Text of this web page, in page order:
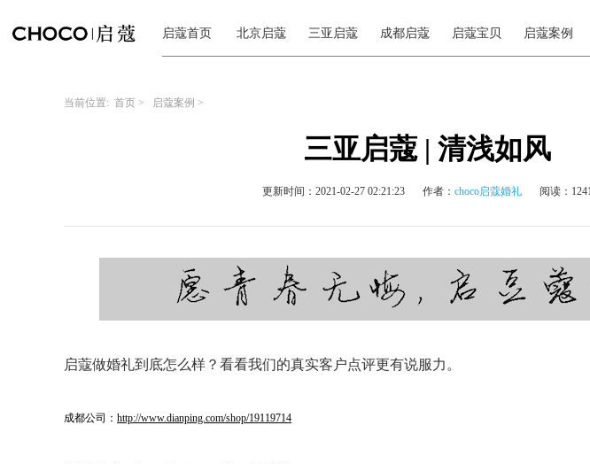
启蔻首页 北京启蔻 三亚启蔻 成都启蔻 启蔻宝贝 启蔻案例
当前位置: 首页 > 启蔻案例 >
三亚启蔻 | 清浅如风
更新时间：2021-02-27 02:21:23 作者： choco启蔻婚礼 阅读：
启蔻做婚礼到底怎么样？看看我们的真实客户点评更有说服力。
成都公司： http://www.dianping.com/shop/19119714